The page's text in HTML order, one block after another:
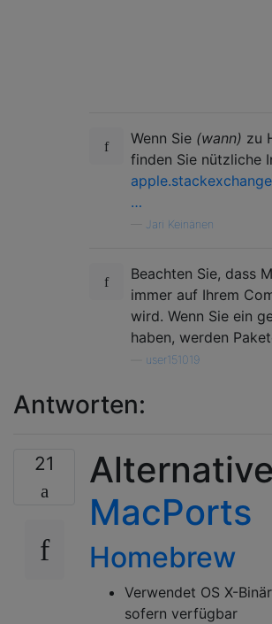
Wenn Sie (wann) zu
finden Sie nützliche
…
Jari Keinänen
Beachten Sie, dass
immer auf Ihrem
wird. Wenn Sie ein
haben, werden
user151019
Antworten:
21
MacPorts
Homebrew
Verwendet OS X-
sofern verfügbar